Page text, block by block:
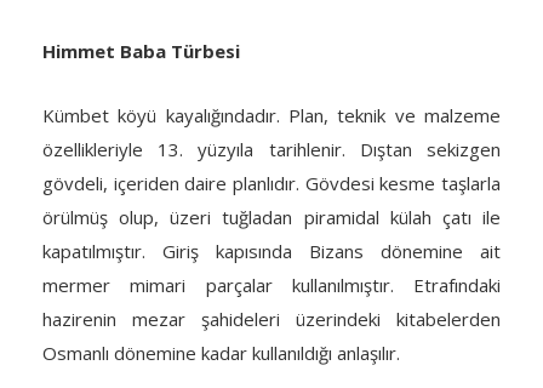
Himmet Baba Türbesi
Kümbet köyü kayalığındadır. Plan, teknik ve malzeme
özellikleriyle 13. yüzyıla tarihlenir. Dıştan sekizgen
gövdeli, içeriden daire planlıdır. Gövdesi kesme taşlarla
örülmüş olup, üzeri tuğladan piramidal külah çatı ile
kapatılmıştır. Giriş kapısında Bizans dönemine ait
mermer mimari parçalar kullanılmıştır. Etrafındaki
hazirenin mezar şahideleri üzerindeki kitabelerden
Osmanlı dönemine kadar kullanıldığı anlaşılır.